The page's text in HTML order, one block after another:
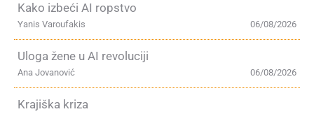
Kako izbeći AI ropstvo
06/08/2026
Yanis Varoufakis
Uloga žene u AI revoluciji
06/08/2026
Ana Jovanović
Krajiška kriza